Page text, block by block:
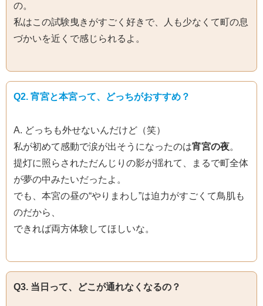
の。
私はこの試験曳きがすごく好きで、人も少なくて町の息
づかいを近くで感じられるよ。
Q2. 宵宮と本宮って、どっちがおすすめ？
A. どっちも外せないんだけど（笑）
私が初めて感動で涙が出そうになったのは宵宮の夜。
提灯に照らされただんじりの影が揺れて、まるで町全体
が夢の中みたいだったよ。
でも、本宮の昼の“やりまわし”は迫力がすごくて鳥肌も
のだから、
できれば両方体験してほしいな。
Q3. 当日って、どこが通れなくなるの？